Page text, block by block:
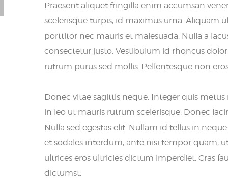
Praesent aliquet fringilla enim accumsan
scelerisque turpis, id maximus urna. Aliquam
porttitor nec mauris et malesuada. Nulla a
consectetur justo. Vestibulum id rhoncus
rutrum purus sed mollis. Pellentesque non
Donec vitae sagittis neque. Integer quis
in leo ut mauris rutrum scelerisque. Donec
Nulla sed egestas elit. Nullam id tellus in
et sodales interdum, ante nisi tempor quam,
ultrices eros ultricies dictum imperdiet. Cras
dictumst.